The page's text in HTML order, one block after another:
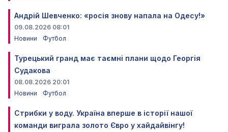
Андрій Шевченко: «росія знову напала на Одесу!»
09.08.2026 08:01
Новини
Футбол
Турецький гранд має таємні плани щодо Георгія
Судакова
08.08.2026 20:01
Новини
Футбол
Стрибки у воду. Україна вперше в історії нашої
команди виграла золото Євро у хайдайвінгу!